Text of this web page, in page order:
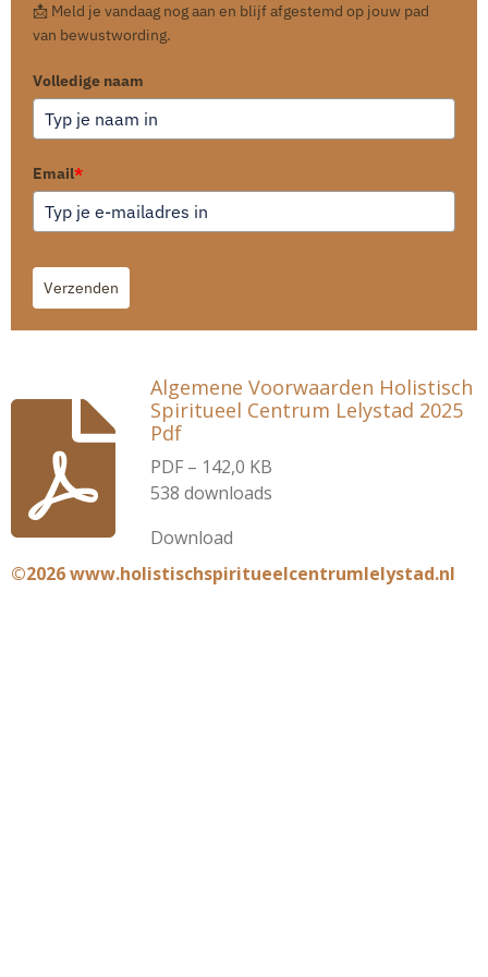
📩 Meld je vandaag nog aan en blijf afgestemd op jouw pad
van bewustwording.
Volledige naam
Email*
Verzenden
Algemene Voorwaarden Holistisch
Spiritueel Centrum Lelystad 2025
Pdf
PDF – 142,0 KB
538 downloads
Download
©2026 www.holistischspiritueelcentrumlelystad.nl